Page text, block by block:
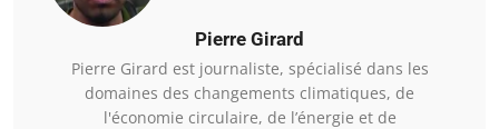
Pierre Girard
Pierre Girard est journaliste, spécialisé dans les
domaines des changements climatiques, de
l'économie circulaire, de l’énergie et de